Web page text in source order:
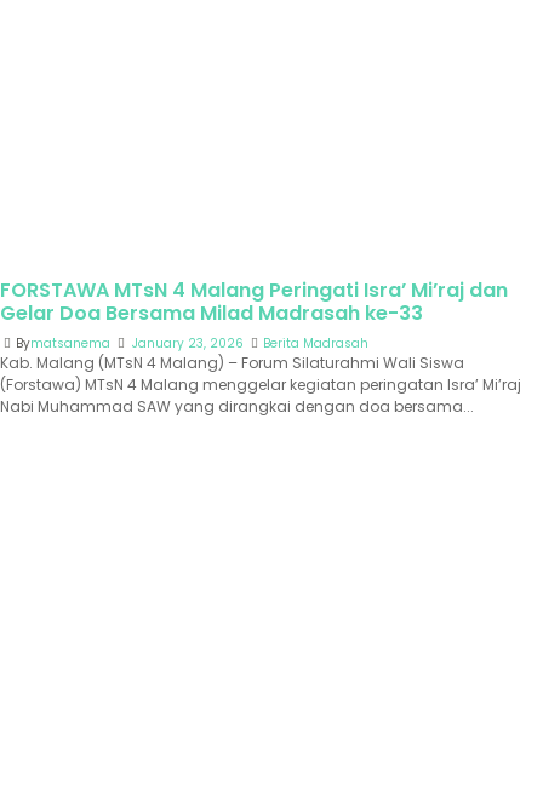
FORSTAWA MTsN 4 Malang Peringati Isra’ Mi’raj dan
Gelar Doa Bersama Milad Madrasah ke-33
Bymatsanema January 23, 2026 Berita Madrasah
Kab. Malang (MTsN 4 Malang) – Forum Silaturahmi Wali Siswa
(Forstawa) MTsN 4 Malang menggelar kegiatan peringatan Isra’ Mi’raj
Nabi Muhammad SAW yang dirangkai dengan doa bersama...